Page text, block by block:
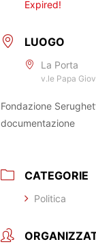
Expired!
LUOGO
La Porta
v.le Papa
Fondazione
documentazione
CATEGORIE
Politica